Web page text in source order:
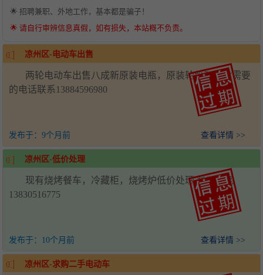
🌟 招聘兼职、外地工作，基本都是骗子！
🌟 请自行审辨信息真假，如有损失，本站概不负责。
凉州区-电动车出售
两轮电动车出售八成新原装电瓶，原装轮胎正兴的需要
的电话联系13884596980
发布于： 9个月前 查看详情 >>
凉州区-低价处理
现有烧烤餐车，冷藏柜，烧烤炉低价处理 联系电话
13830516775
发布于： 10个月前 查看详情 >>
凉州区-求购二手电动车